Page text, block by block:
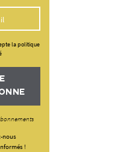
la politique
nous
!